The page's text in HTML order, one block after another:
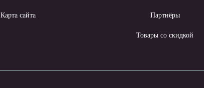
Карта сайта Партнёры
Товары со скидкой